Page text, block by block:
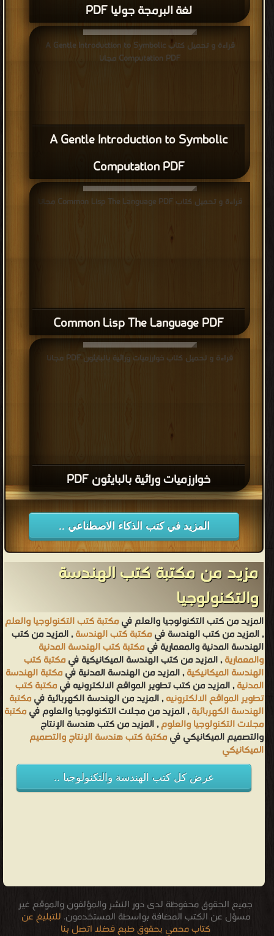
لغة البرمجة جوليا PDF
A Gentle Introduction to Symbolic
Computation PDF
قراءة و تحميل كتاب A Gentle Introduction to Symbolic
Computation PDF مجانا
Common Lisp The Language PDF
قراءة و تحميل كتاب Common Lisp The Language PDF مجانا
خوارزميات وراثية بالبايثون PDF
قراءة و تحميل كتاب خوارزميات وراثية بالبايثون PDF مجانا
المزيد في كتب الذكاء الاصطناعي ..
مزيد من مكتبة كتب الهندسة
والتكنولوجيا
المزيد من كتب التكنولوجيا والعلم فيمكتبة كتب التكنولوجيا والعلم
, المزيد من كتب الهندسة فيمكتبة كتب الهندسة, المزيد من كتب
الهندسة المدنية والمعمارية فيمكتبة كتب الهندسة المدنية
والمعمارية, المزيد من كتب الهندسة الميكانيكية فيمكتبة كتب
الهندسة الميكانيكية, المزيد من الهندسة المدنية فيمكتبة الهندسة
المدنية, المزيد من كتب تطوير المواقع الالكترونيه فيمكتبة كتب
تطوير المواقع الالكترونيه, المزيد من الهندسة الكهربائية فيمكتبة
الهندسة الكهربائية, المزيد من مجلات التكنولوجيا والعلوم فيمكتبة
مجلات التكنولوجيا والعلوم, المزيد من كتب هندسة الإنتاج
والتصميم الميكانيكي فيمكتبة كتب هندسة الإنتاج والتصميم
الميكانيكي
عرض كل كتب الهندسة والتكنولوجيا ..
جميع الحقوق محفوظة لدى دور النشر والمؤلفون والموقع غير
مسؤل عن الكتب المضافة بواسطة المستخدمون. للتبليغ عن
كتاب محمي بحقوق طبع فضلا اتصل بنا